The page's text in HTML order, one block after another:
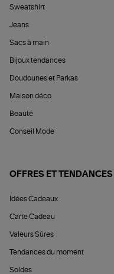
Sweatshirt
Jeans
Sacs à main
Bijoux tendances
Doudounes et Parkas
Maison déco
Beauté
Conseil Mode
OFFRES ET TENDANCES
Idées Cadeaux
Carte Cadeau
Valeurs Sûres
Tendances du moment
Soldes